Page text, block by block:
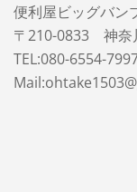
便利屋ビッグバ
〒210-0833 神奈
TEL:080-6554-